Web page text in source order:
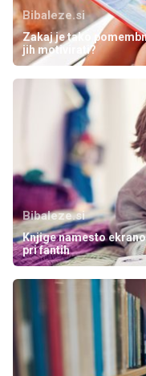
Bibaleze.si
Zakaj je tako
jih motivirati?
Bibaleze.si
Knjige namesto
pri fantih